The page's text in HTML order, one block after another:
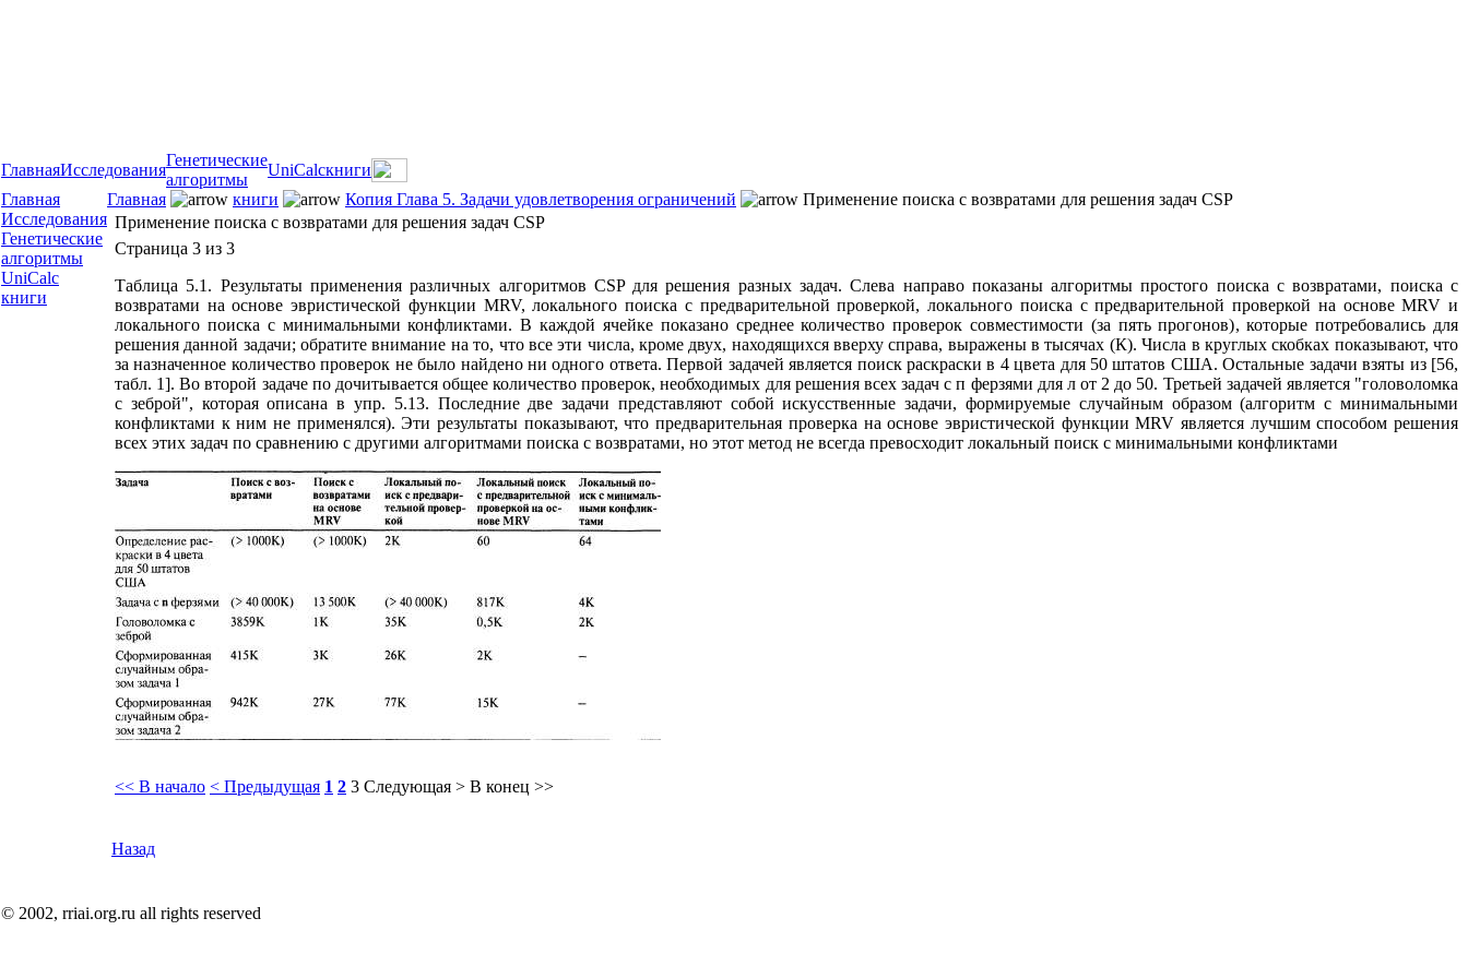
ГлавнаяИсследования
Генетические
алгоритмы
UniCalcкниги
Главная
Исследования
Генетические
алгоритмы
UniCalc
книги
Главная книги Копия Глава 5. Задачи удовлетворения ограничений
Применение поиска с возвратами для решения задач CSP
Применение поиска с возвратами для решения задач CSP
Страница 3 из 3
Таблица 5.1. Результаты применения различных алгоритмов CSP для решения разных задач. Слева направо показаны алгоритмы простого поиска с возвратами, поиска с
возвратами на основе эвристической функции MRV, локального поиска с предварительной проверкой, локального поиска с предварительной проверкой на основе MRV и
локального поиска с минимальными конфликтами. В каждой ячейке показано среднее количество проверок совместимости (за пять прогонов), которые потребовались для
решения данной задачи; обратите внимание на то, что все эти числа, кроме двух, находящихся вверху справа, выражены в тысячах (К). Числа в круглых скобках показывают, что
за назначенное количество проверок не было найдено ни одного ответа. Первой задачей является поиск раскраски в 4 цвета для 50 штатов США. Остальные задачи взяты из [56,
табл. 1]. Во второй задаче по дочитывается общее количество проверок, необходимых для решения всех задач с п ферзями для л от 2 до 50. Третьей задачей является "головоломка
с зеброй", которая описана в упр. 5.13. Последние две задачи представляют собой искусственные задачи, формируемые случайным образом (алгоритм с минимальными
конфликтами к ним не применялся). Эти результаты показывают, что предварительная проверка на основе эвристической функции MRV является лучшим способом решения
всех этих задач по сравнению с другими алгоритмами поиска с возвратами, но этот метод не всегда превосходит локальный поиск с минимальными конфликтами
<< В начало < Предыдущая 1 2 3 Следующая > В конец >>
Назад
© 2002, rriai.org.ru all rights reserved